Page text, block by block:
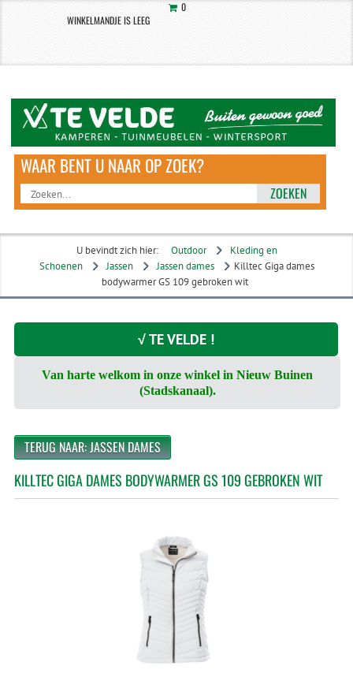
0
WINKELMANDJE IS LEEG
ZOEKEN
U bevindt zich hier: Outdoor
Kleding en
Schoenen
Jassen Jassen dames
Killtec Giga dames
bodywarmer GS 109 gebroken wit
√ TE VELDE !
Van harte welkom in onze winkel in Nieuw Buinen
(Stadskanaal).
TERUG NAAR: JASSEN DAMES
KILLTEC GIGA DAMES BODYWARMER GS 109 GEBROKEN WIT